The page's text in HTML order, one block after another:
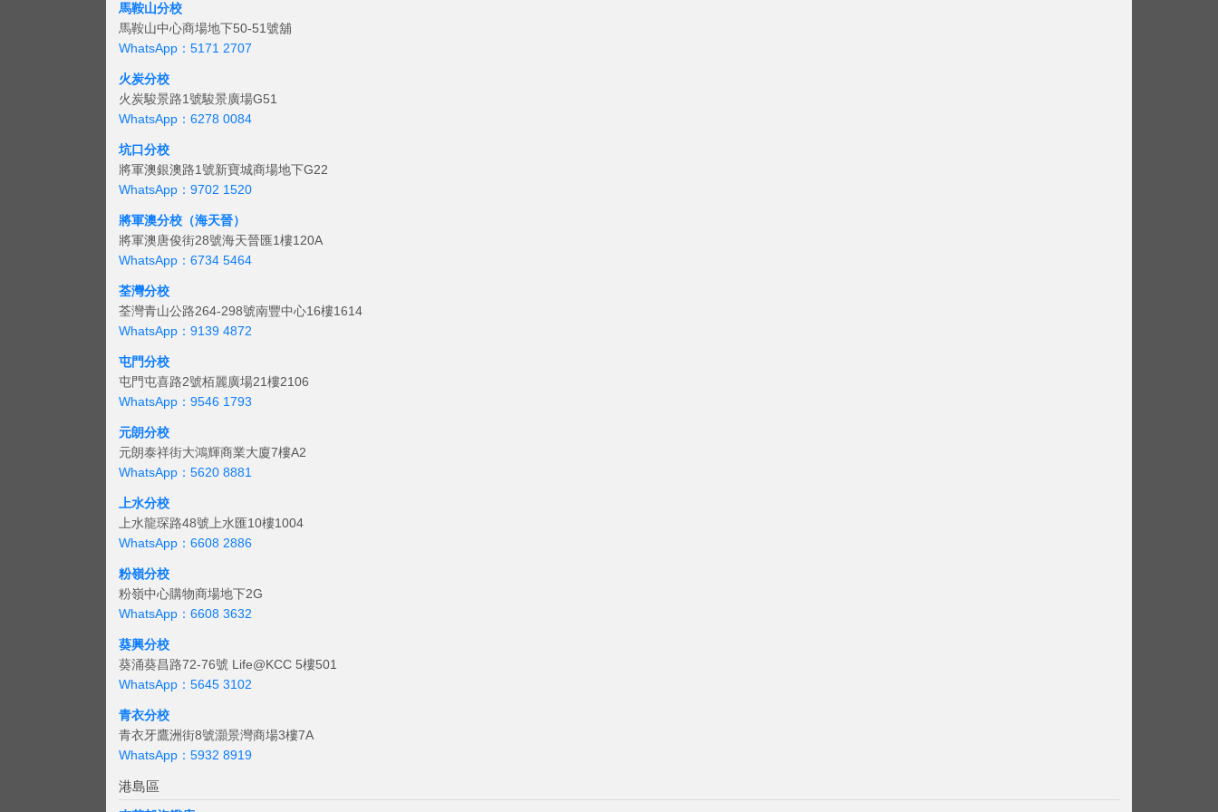
馬鞍山分校
馬鞍山中心商場地下50-51號舖
WhatsApp：5171 2707
火炭分校
火炭駿景路1號駿景廣場G51
WhatsApp：6278 0084
坑口分校
將軍澳銀澳路1號新寶城商場地下G22
WhatsApp：9702 1520
將軍澳分校（海天晉）
將軍澳唐俊街28號海天晉匯1樓120A
WhatsApp：6734 5464
荃灣分校
荃灣青山公路264-298號南豐中心16樓1614
WhatsApp：9139 4872
屯門分校
屯門屯喜路2號栢麗廣場21樓2106
WhatsApp：9546 1793
元朗分校
元朗泰祥街大鴻輝商業大廈7樓A2
WhatsApp：5620 8881
上水分校
上水龍琛路48號上水匯10樓1004
WhatsApp：6608 2886
粉嶺分校
粉嶺中心購物商場地下2G
WhatsApp：6608 3632
葵興分校
葵涌葵昌路72-76號 Life@KCC 5樓501
WhatsApp：5645 3102
青衣分校
青衣牙鷹洲街8號灝景灣商場3樓7A
WhatsApp：5932 8919
港島區